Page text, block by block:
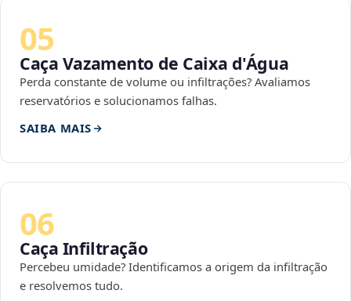
05
Caça Vazamento de Caixa d'Água
Perda constante de volume ou infiltrações? Avaliamos
reservatórios e solucionamos falhas.
SAIBA MAIS
06
Caça Infiltração
Percebeu umidade? Identificamos a origem da infiltração
e resolvemos tudo.